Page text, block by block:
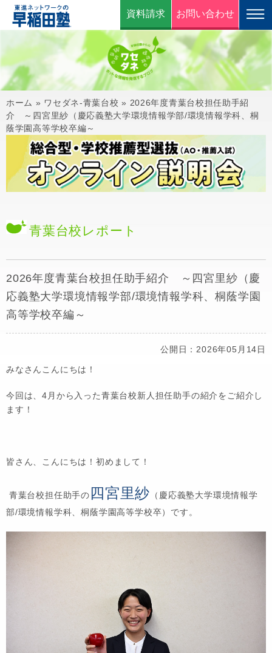
資料請求 お問い合わせ
ホーム » ワセダネ-青葉台校 » 2026年度青葉台校担任助手紹
介 ～四宮里紗（慶応義塾大学環境情報学部/環境情報学科、桐
蔭学園高等学校卒編～
青葉台校 レポート
2026年度青葉台校担任助手紹介 ～四宮里紗（慶
応義塾大学環境情報学部/環境情報学科、桐蔭学園
高等学校卒編～
公開日：2026年05月14日
みなさんこんにちは！
今回は、4月から入った青葉台校新人担任助手の紹介をご紹介し
ます！
皆さん、こんにちは！初めまして！
青葉台校担任助手の 四宮里紗 （慶応義塾大学環境情報学
部/環境情報学科、桐蔭学園高等学校卒）です。